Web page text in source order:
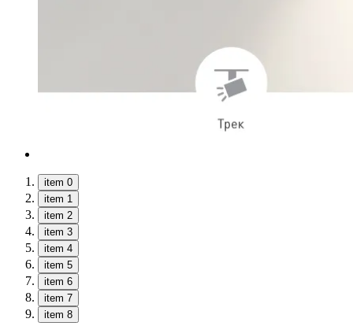
item 0
item 1
item 2
item 3
item 4
item 5
item 6
item 7
item 8